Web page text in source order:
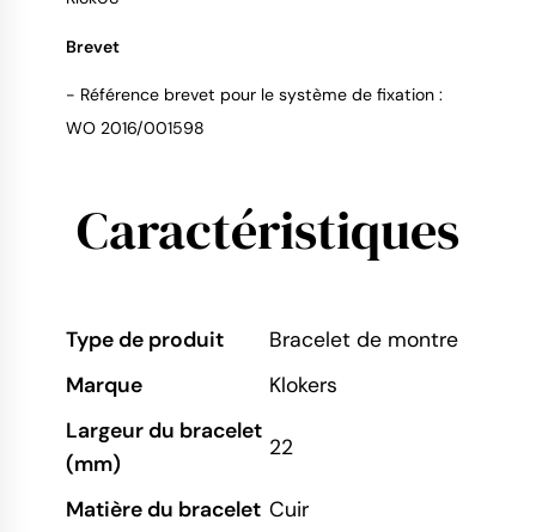
Brevet
- Référence brevet pour le système de fixation :
WO 2016/001598
Caractéristiques
Type de produit
Bracelet de montre
Marque
Klokers
Largeur du bracelet
(mm)
22
Matière du bracelet Cuir